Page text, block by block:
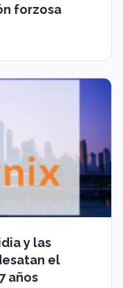
forzosa
y las
el
años